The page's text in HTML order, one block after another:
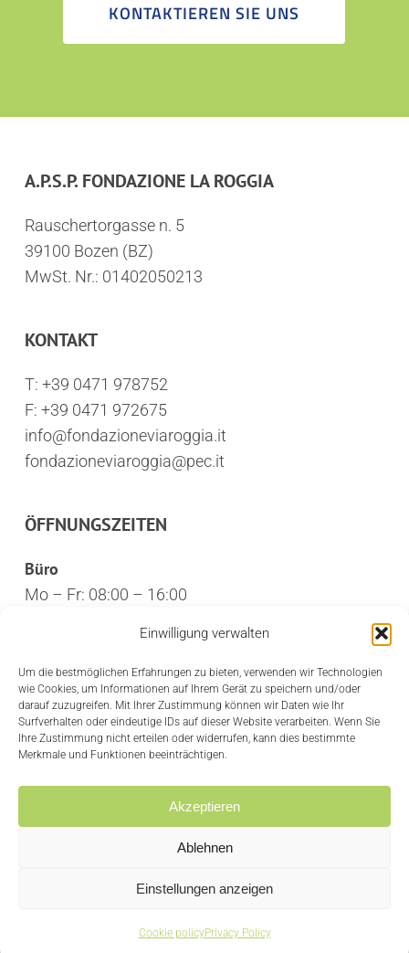
Einwilligung verwalten
Um die bestmöglichen Erfahrungen zu bieten, verwenden wir Technologien
wie Cookies, um Informationen auf Ihrem Gerät zu speichern und/oder
darauf zuzugreifen. Mit Ihrer Zustimmung können wir Daten wie Ihr
Surfverhalten oder eindeutige IDs auf dieser Website verarbeiten. Wenn Sie
Ihre Zustimmung nicht erteilen oder widerrufen, kann dies bestimmte
Merkmale und Funktionen beeinträchtigen.
Akzeptieren
Ablehnen
Einstellungen anzeigen
Cookie policyPrivacy Policy
KONTAKTIEREN SIE UNS
A.P.S.P. FONDAZIONE LA ROGGIA
Rauschertorgasse n. 5
39100 Bozen (BZ)
MwSt. Nr.: 01402050213
KONTAKT
T: +39 0471 978752
F: +39 0471 972675
info@fondazioneviaroggia.it
fondazioneviaroggia@pec.it
ÖFFNUNGSZEITEN
Büro
Mo – Fr: 08:00 – 16:00
Mo – Fr: 10:30 – 12:30
CREDITS
Privacy Policy